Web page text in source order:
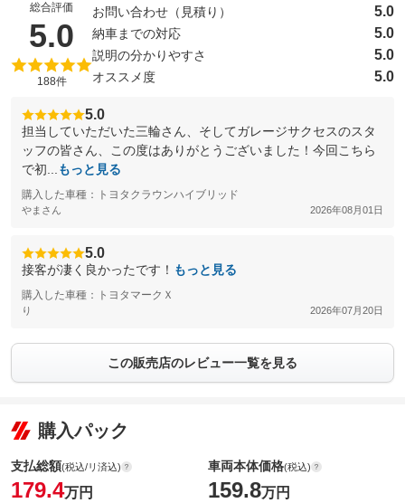
総合評価
5.0 （5点満点中）
188件
お問い合わせ（見積り） 5.0
納車までの対応 5.0
説明の分かりやすさ 5.0
オススメ度 5.0
5.0
担当していただいた三輪さん、そしてガレージサクセスのスタ
ッフの皆さん、この度はありがとうございました！今回こちら
で初...
もっと見る
購入した車種：トヨタクラウンハイブリッド
やまさん 2026年08月01日
5.0
接客が凄く良かったです！ もっと見る
購入した車種：トヨタマークＸ
り 2026年07月20日
この販売店のレビュー一覧を見る
購入パック
支払総額(税込/リ済込)
179.4万円
車両本体価格(税込)
159.8万円